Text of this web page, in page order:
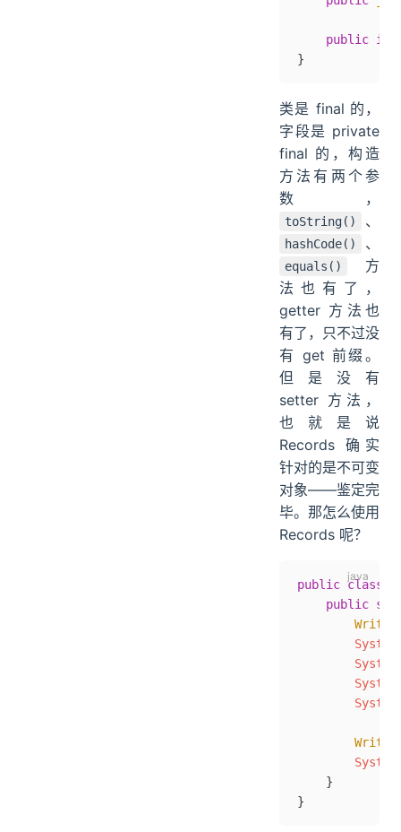
    public
int
}
类是 final 的，
字段是 private
final 的，构造
方法有两个参
数，
toString() 、
hashCode() 、
equals()
方
法也有了，
getter 方法也
有了，只不过没
有 get 前缀。
但是没有
setter 方法，
也就是说
Records 确实
针对的是不可变
对象——鉴定完
毕。那怎么使用
Records 呢？
public class
    public
        Writer
        System
        System
        System
        System
        Writer
        System
    }
}